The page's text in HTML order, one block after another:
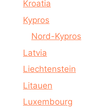
Kroatia
Kypros
Nord-Kypros
Latvia
Liechtenstein
Litauen
Luxembourg